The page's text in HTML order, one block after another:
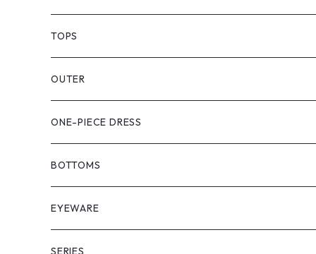
TOPS
PULL OVER
SHIRT
VEST
OUTER
VEST
JACKET
COAT
PULL OVER
ONE-PIECE DRESS
BOTTOMS
SHORT LENGS
FULL LENGS
EYEWARE
SERIES